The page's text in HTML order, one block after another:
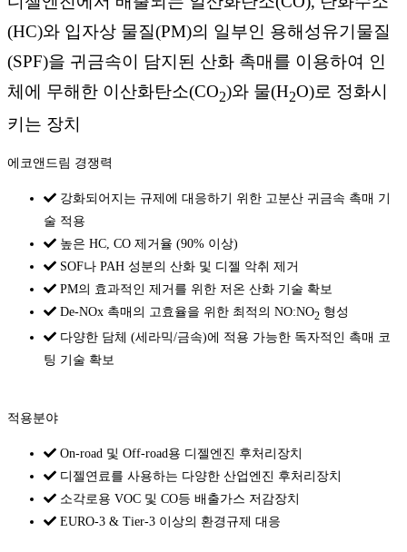
(HC)와 입자상 물질(PM)의 일부인 용해성유기물질
(SPF)을 귀금속이 담지된 산화 촉매를 이용하여 인
체에 무해한 이산화탄소(CO2)와 물(H2O)로 정화시
키는 장치
에코앤드림 경쟁력
강화되어지는 규제에 대응하기 위한 고분산 귀금속 촉매 기
술 적용
높은 HC, CO 제거율 (90% 이상)
SOF나 PAH 성분의 산화 및 디젤 악취 제거
PM의 효과적인 제거를 위한 저온 산화 기술 확보
De-NOx 촉매의 고효율을 위한 최적의 NO:NO2 형성
다양한 담체 (세라믹/금속)에 적용 가능한 독자적인 촉매 코
팅 기술 확보
적용분야
On-road 및 Off-road용 디젤엔진 후처리장치
디젤연료를 사용하는 다양한 산업엔진 후처리장치
소각로용 VOC 및 CO등 배출가스 저감장치
EURO-3 & Tier-3 이상의 환경규제 대응